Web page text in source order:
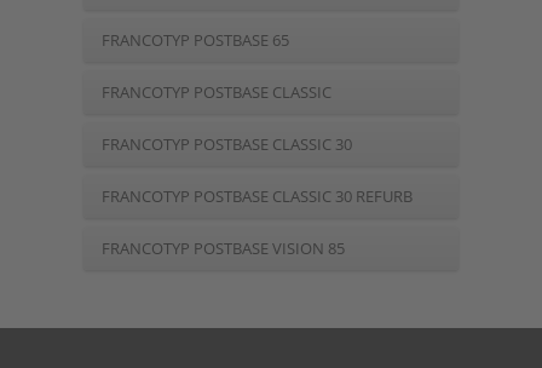
FRANCOTYP POSTBASE 65
FRANCOTYP POSTBASE CLASSIC
FRANCOTYP POSTBASE CLASSIC 30
FRANCOTYP POSTBASE CLASSIC 30 REFURB
FRANCOTYP POSTBASE VISION 85